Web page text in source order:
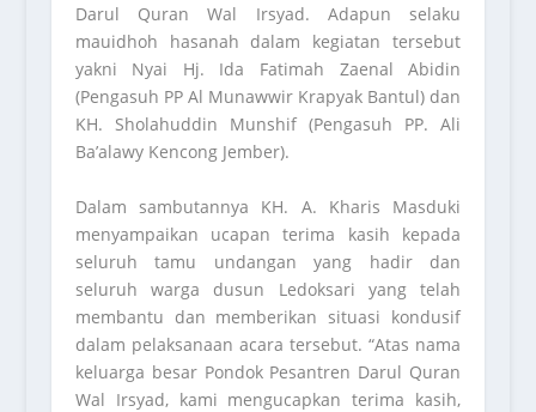
Darul Quran Wal Irsyad. Adapun selaku
mauidhoh hasanah dalam kegiatan tersebut
yakni Nyai Hj. Ida Fatimah Zaenal Abidin
(Pengasuh PP Al Munawwir Krapyak Bantul) dan
KH. Sholahuddin Munshif (Pengasuh PP. Ali
Ba’alawy Kencong Jember).
Dalam sambutannya KH. A. Kharis Masduki
menyampaikan ucapan terima kasih kepada
seluruh tamu undangan yang hadir dan
seluruh warga dusun Ledoksari yang telah
membantu dan memberikan situasi kondusif
dalam pelaksanaan acara tersebut. “Atas nama
keluarga besar Pondok Pesantren Darul Quran
Wal Irsyad, kami mengucapkan terima kasih,